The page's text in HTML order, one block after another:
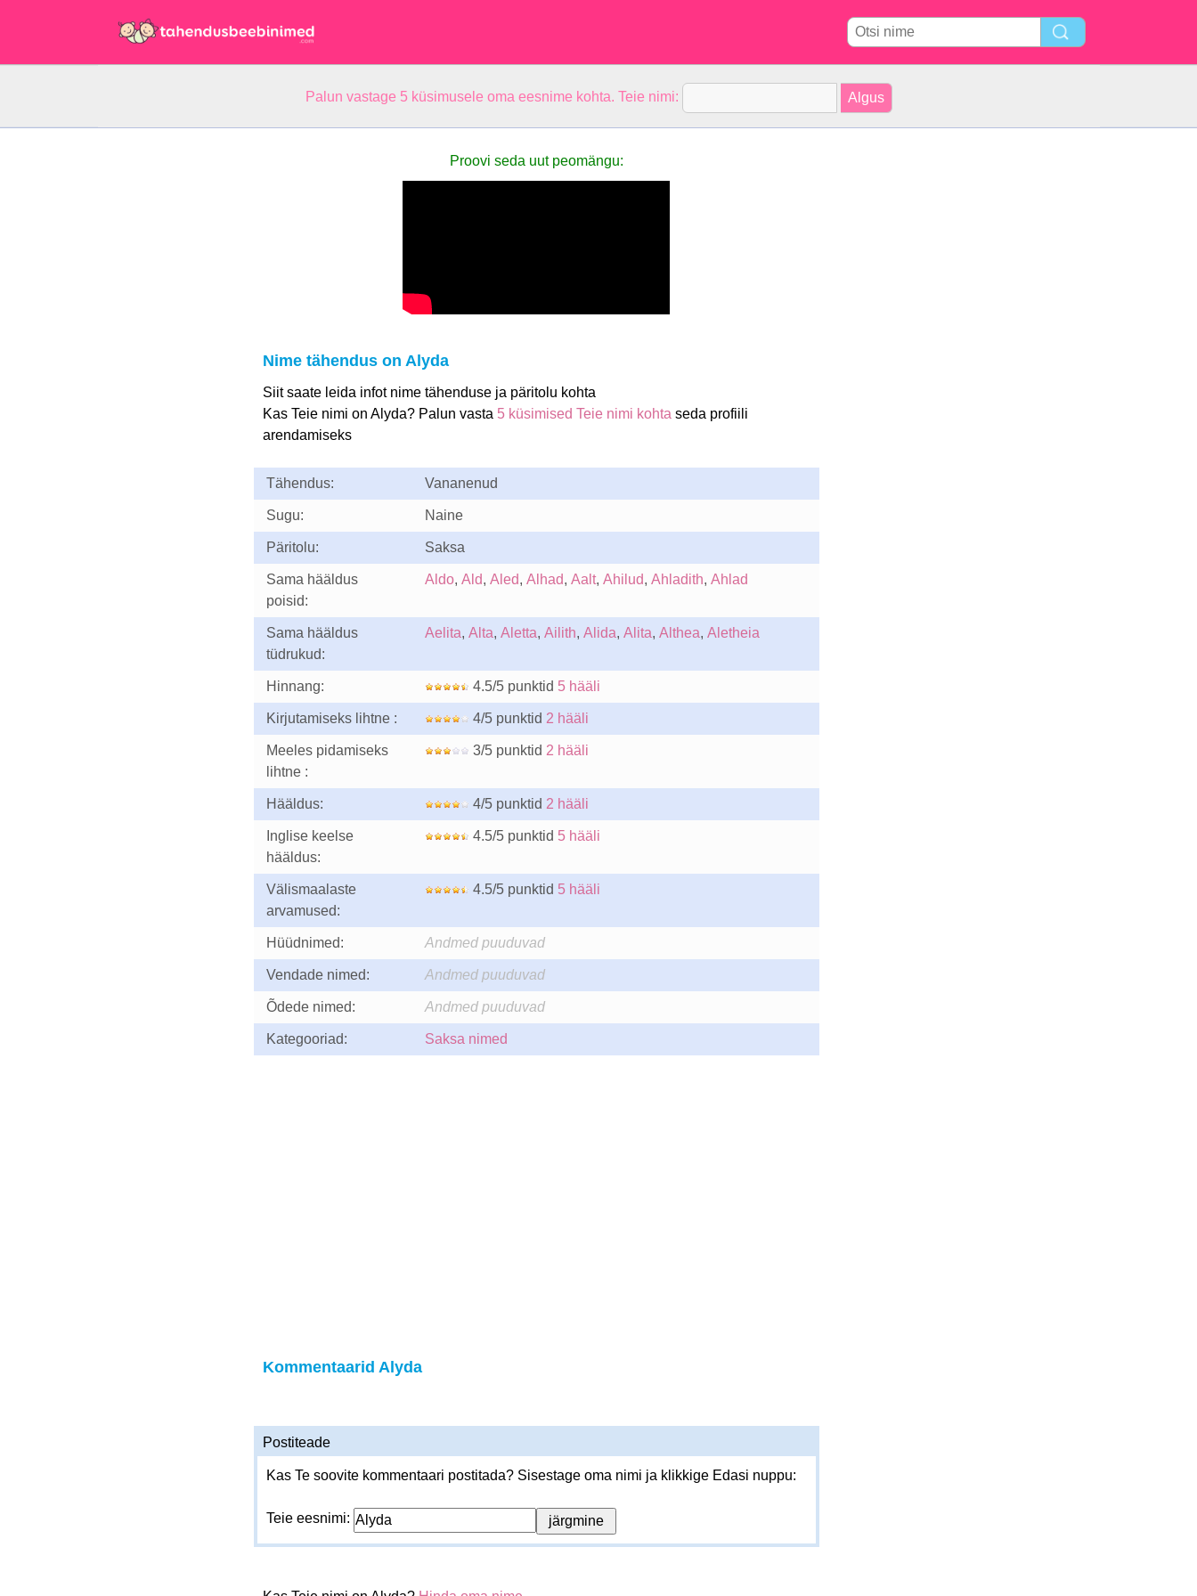
Palun vastage 5 küsimusele oma eesnime kohta. Teie nimi:
Proovi seda uut peomängu:
Nime tähendus on Alyda
Siit saate leida infot nime tähenduse ja päritolu kohta
Kas Teie nimi on Alyda? Palun vasta 5 küsimised Teie nimi kohta seda profiili
arendamiseks
Tähendus: Vananenud
Sugu: Naine
Päritolu: Saksa
Sama hääldus
poisid:
Aldo, Ald, Aled, Alhad, Aalt, Ahilud, Ahladith, Ahlad
Sama hääldus
tüdrukud:
Aelita, Alta, Aletta, Ailith, Alida, Alita, Althea, Aletheia
Hinnang: 4.5/5 punktid 5 hääli
Kirjutamiseks lihtne : 4/5 punktid 2 hääli
Meeles pidamiseks
lihtne :
3/5 punktid 2 hääli
Hääldus: 4/5 punktid 2 hääli
Inglise keelse
hääldus:
4.5/5 punktid 5 hääli
Välismaalaste
arvamused:
4.5/5 punktid 5 hääli
Hüüdnimed: Andmed puuduvad
Vendade nimed: Andmed puuduvad
Õdede nimed: Andmed puuduvad
Kategooriad: Saksa nimed
Kommentaarid Alyda
Postiteade
Kas Te soovite kommentaari postitada? Sisestage oma nimi ja klikkige Edasi nuppu:
Teie eesnimi: